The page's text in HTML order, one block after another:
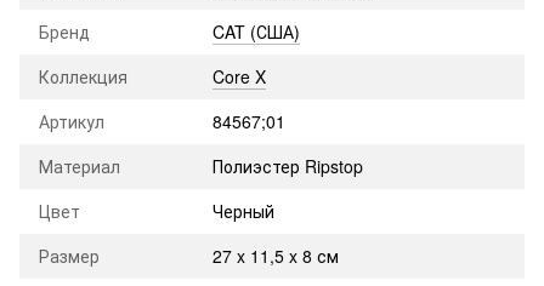
Бренд
CAT (США)
Коллекция
Core X
Артикул
84567;01
Материал
Полиэстер Ripstop
Цвет
Черный
Размер
27 x 11,5 x 8 см